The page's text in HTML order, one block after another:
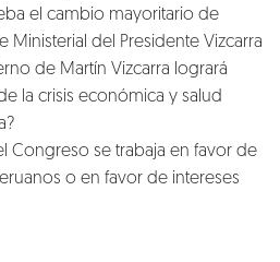
el cambio mayoritario de
Ministerial del Presidente Vizcarra
de Martín Vizcarra logrará
la crisis económica y salud
Congreso se trabaja en favor de
o en favor de intereses